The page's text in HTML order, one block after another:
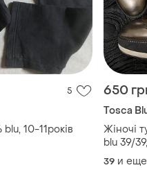
5
10-11років
650
Tosca
Жіночі
blu 39/
39 и еще